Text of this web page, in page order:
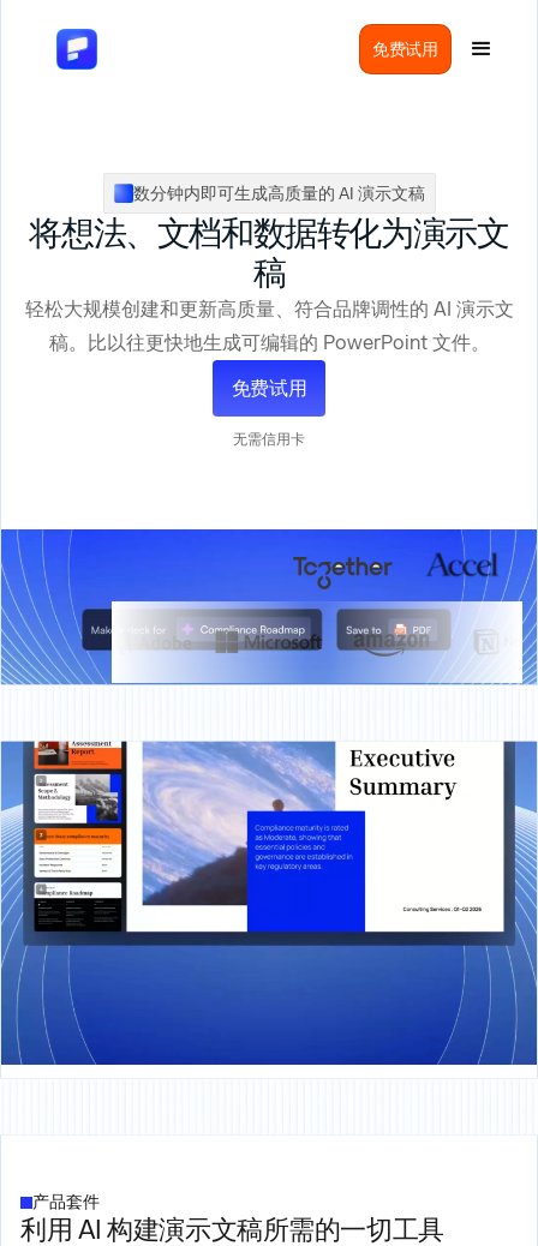
免费试用
数分钟内即可生成高质量的 AI 演示文稿
将想法、文档和数据转化为演示文
稿
轻松大规模创建和更新高质量、符合品牌调性的 AI 演示文
稿。比以往更快地生成可编辑的 PowerPoint 文件。
免费试用
无需信用卡
获得支持
TRUSTED BY
概览
什么是 Presentations.AI？
Presentations.AI 是一个人工智能演示平台，能在几分钟内
将您的想法、文档和网址转化为专业的幻灯片演示文稿。
它能自动应用您的品牌风格，协助创作引人入胜的内容，
并支持直接导出为 PowerPoint 格式，让您轻松实现从构
思到成品演示文稿的跨越。
产品套件
利用 AI 构建演示文稿所需的一切工具